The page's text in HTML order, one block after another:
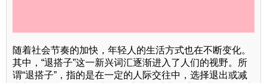
随着社会节奏的加快，年轻人的生活方式也在不断变化。
其中，“退搭子”这一新兴词汇逐渐进入了人们的视野。所
谓“退搭子”，指的是在一定的人际交往中，选择退出或减